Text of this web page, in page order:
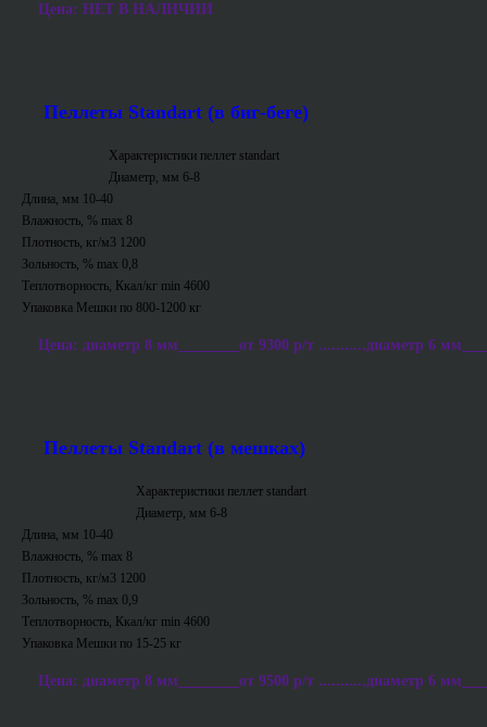
Цена: НЕТ В НАЛИЧИИ
Пеллеты Standart (в биг-беге)
Характеристики пеллет standart
Диаметр, мм 6-8
Длина, мм 10-40
Влажность, % max 8
Плотность, кг/м3 1200
Зольность, % max 0,8
Теплотворность, Ккал/кг min 4600
Упаковка Мешки по 800-1200 кг
Цена: диаметр 8 мм________от 9300 р/т ...........диаметр 6
Пеллеты Standart (в мешках)
Характеристики пеллет standart
Диаметр, мм 6-8
Длина, мм 10-40
Влажность, % max 8
Плотность, кг/м3 1200
Зольность, % max 0,9
Теплотворность, Ккал/кг min 4600
Упаковка Мешки по 15-25 кг
Цена: диаметр 8 мм________от 9500 р/т ...........диаметр 6